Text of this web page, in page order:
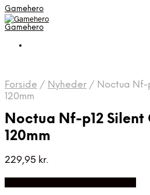
Gamehero
Gamehero
Forside / Nyheder / Noctua Nf-
120mm
Noctua Nf-p12 Silent
120mm
229,95 kr.